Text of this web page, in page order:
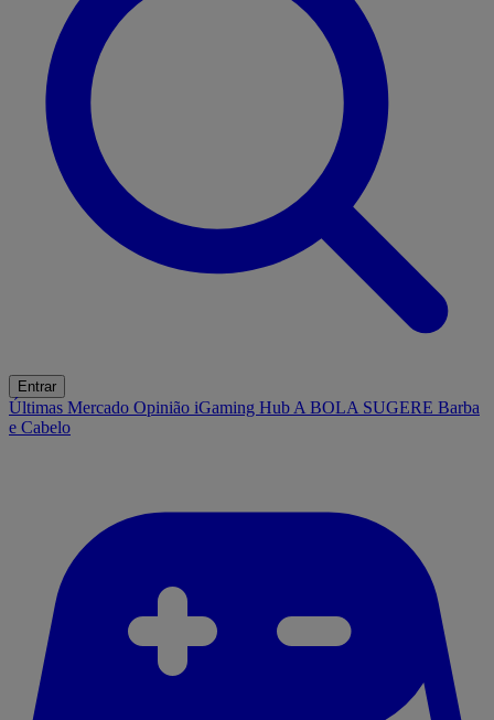
Entrar
Últimas Mercado Opinião iGaming Hub A BOLA SUGERE Barba
e Cabelo